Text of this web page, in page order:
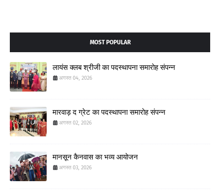
MOST POPULAR
लायंस क्लब श्रीजी का पदस्थापना समारोह संपन्न
अगस्त 04, 2026
मारवाड़ द ग्रेट का पदस्थापना समारोह संपन्न
अगस्त 02, 2026
मानसून कैनवास का भव्य आयोजन
अगस्त 03, 2026